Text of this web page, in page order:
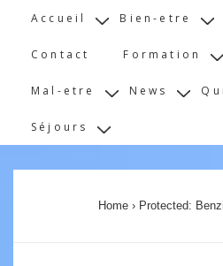
Main
Accueil Bien-etre
Contact Formation
Mal-etre News Qui
Séjours
Home › Protected: